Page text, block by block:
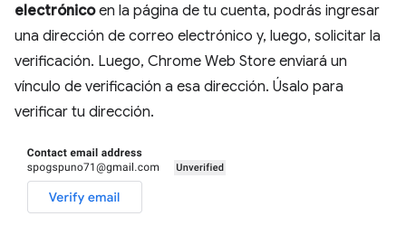
electrónicoen la página de tu cuenta, podrás ingresar
una dirección de correo electrónico y, luego, solicitar la
verificación. Luego, Chrome Web Store enviará un
vínculo de verificación a esa dirección. Úsalo para
verificar tu dirección.